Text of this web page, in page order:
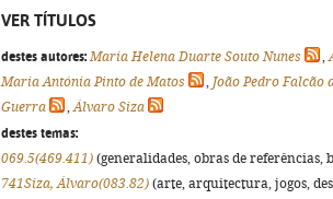
VER TÍTULOS
destes autores: Maria Helena Duarte Souto Nunes ,
Maria Antónia Pinto de Matos
, João Pedro Falcão
Guerra
,Álvaro Siza
destes temas:
069.5(469.411) (generalidades, obras de referências,
741Siza, Álvaro(083.82) (arte, arquitectura, jogos,